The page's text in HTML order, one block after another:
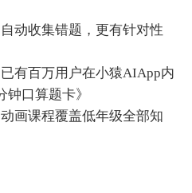
自动收集错题，更有针对性
已有百万用户在小猿AIApp内
口算题卡》
动画课程覆盖低年级全部知